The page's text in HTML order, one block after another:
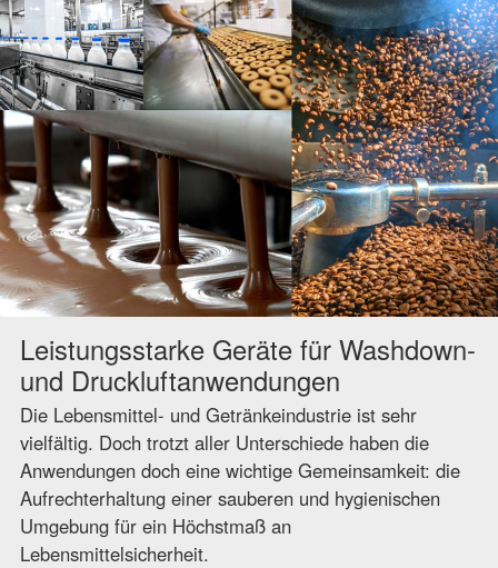
Leistungsstarke Geräte für Washdown-
und Druckluftanwendungen
Die Lebensmittel- und Getränkeindustrie ist sehr
vielfältig. Doch trotzt aller Unterschiede haben die
Anwendungen doch eine wichtige Gemeinsamkeit: die
Aufrechterhaltung einer sauberen und hygienischen
Umgebung für ein Höchstmaß an
Lebensmittelsicherheit.